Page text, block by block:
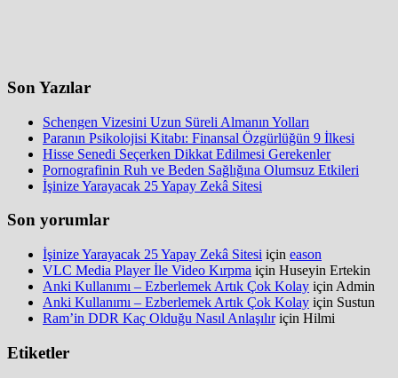
Son Yazılar
Schengen Vizesini Uzun Süreli Almanın Yolları
Paranın Psikolojisi Kitabı: Finansal Özgürlüğün 9 İlkesi
Hisse Senedi Seçerken Dikkat Edilmesi Gerekenler
Pornografinin Ruh ve Beden Sağlığına Olumsuz Etkileri
İşinize Yarayacak 25 Yapay Zekâ Sitesi
Son yorumlar
İşinize Yarayacak 25 Yapay Zekâ Sitesi için eason
VLC Media Player İle Video Kırpma için Huseyin Ertekin
Anki Kullanımı – Ezberlemek Artık Çok Kolay için Admin
Anki Kullanımı – Ezberlemek Artık Çok Kolay için Sustun
Ram’in DDR Kaç Olduğu Nasıl Anlaşılıriçin Hilmi
Etiketler